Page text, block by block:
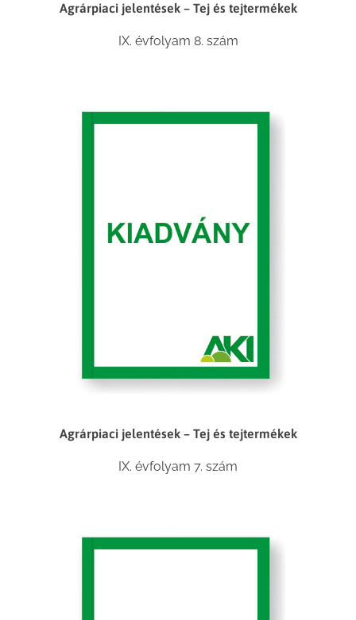
Agrárpiaci jelentések – Tej és tejtermékek
IX. évfolyam 8. szám
Agrárpiaci jelentések – Tej és tejtermékek
IX. évfolyam 7. szám